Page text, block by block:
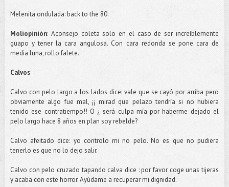
Melenita ondulada:backto the 80.
Moliopinión: Aconsejo coleta solo en el caso de serincreíblemente
guapo y tener la cara angulosa. Con cara redonda se pone cara de
media luna, rollofalete.
Calvos
Calvo con pelo largo a los lados dice: vale que se cayó por arriba pero
obviamente algo fue mal, ¡¡ mirad que pelazo tendría si no hubiera
tenido ese contratiempo!! O ¿ será culpa mía por haberme dejado el
pelo largo hace 8 años en plan soy rebelde?
Calvo afeitado dice: yo controlo mi no pelo. No es que no pudiera
tenerlo es que no lo dejo salir.
Calvo con pelo cruzado tapando calva dice : por favor coge unas tijeras
y acaba con este horror.Ayúdame a recuperar mi dignidad.